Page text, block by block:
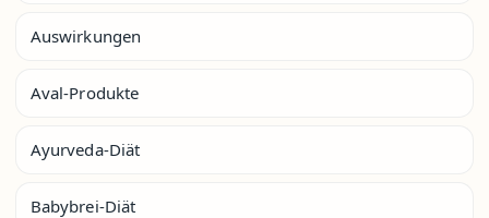
Auswirkungen
Aval-Produkte
Ayurveda-Diät
Babybrei-Diät